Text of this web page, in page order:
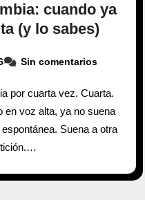
cuando ya
(y lo sabes)
Sin comentarios
por cuarta vez. Cuarta.
en voz alta, ya no suena
Suena a otra